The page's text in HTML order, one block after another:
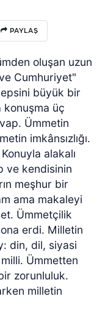
PAYLAŞ
oluşan uzun
Cumhuriyet"
büyük bir
üç
Ümmetin
imkânsızlığı.
alakalı
ve kendisinin
meşhur bir
ama makaleyi
Ümmetçilik
erdi. Milletin
din, dil, siyasi
Ümmetten
zorunluluk.
milletin